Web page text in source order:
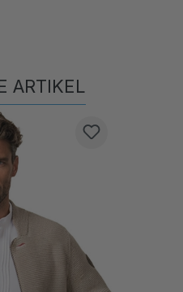
Produktgalerie überspringen